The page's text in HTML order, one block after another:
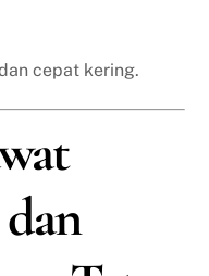
cepat kering.